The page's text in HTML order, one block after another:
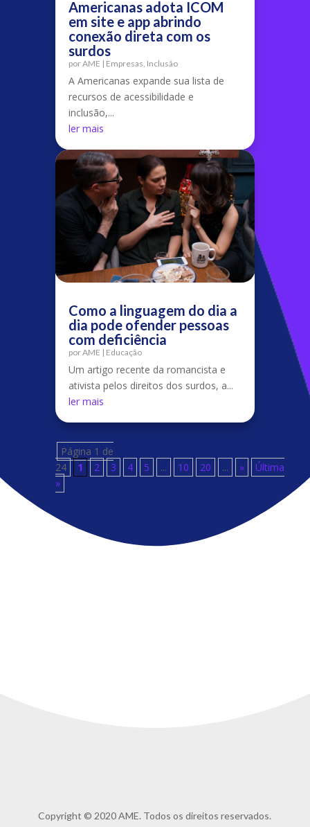
Americanas adota ICOM
em site e app abrindo
conexão direta com os
surdos
porAME | Empresas Inclusão
A Americanas expande sua lista de
recursos de acessibilidade e
inclusão,...
ler mais
Como a linguagem do dia a
dia pode ofender pessoas
com deficiência
porAME | Educação
Um artigo recente da romancista e
ativista pelos direitos dos surdos, a...
ler mais
Página 1 de
24
1 2 3 4 5 ... 10 20 ... »
Última
»
Copyright © 2020 AME. Todos os direitos reservados.